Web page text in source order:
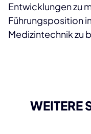
Entwicklungen zu
Führungsposition
Medizintechnik zu
WEITERE